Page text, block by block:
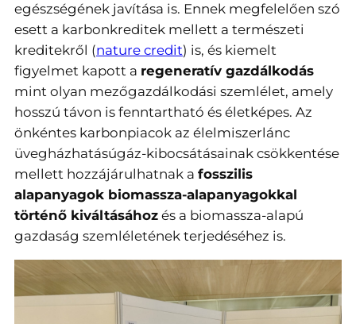
egészségének javítása is. Ennek megfelelően szó
esett a karbonkreditek mellett a természeti
kreditekről (nature credit) is, és kiemelt
figyelmet kapott a regeneratív gazdálkodás
mint olyan mezőgazdálkodási szemlélet, amely
hosszú távon is fenntartható és életképes. Az
önkéntes karbonpiacok az élelmiszerlánc
üvegházhatásúgáz-kibocsátásainak csökkentése
mellett hozzájárulhatnak a fosszilis
alapanyagok biomassza-alapanyagokkal
történő kiváltásához és a biomassza-alapú
gazdaság szemléletének terjedéséhez is.